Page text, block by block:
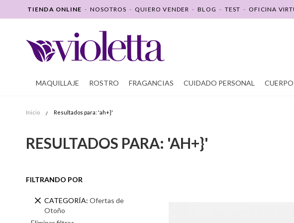
SALTAR
A
TIENDA ONLINE - NOSOTROS - QUIERO VENDER - BLOG - TEST - OFICINA
MAQUILLAJE ROSTRO FRAGANCIAS CUIDADO PERSONAL CUERPO
Inicio Resultados para: 'ah+}'
RESULTADOS PARA: 'AH+}'
FILTRANDO POR
CATEGORÍA Ofertas de
Otoño
Remover
Este
Elemento